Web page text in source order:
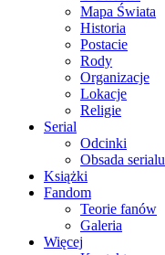
Mapa Świata
Historia
Postacie
Rody
Organizacje
Lokacje
Religie
Serial
Odcinki
Obsada serialu
Książki
Fandom
Teorie fanów
Galeria
Więcej